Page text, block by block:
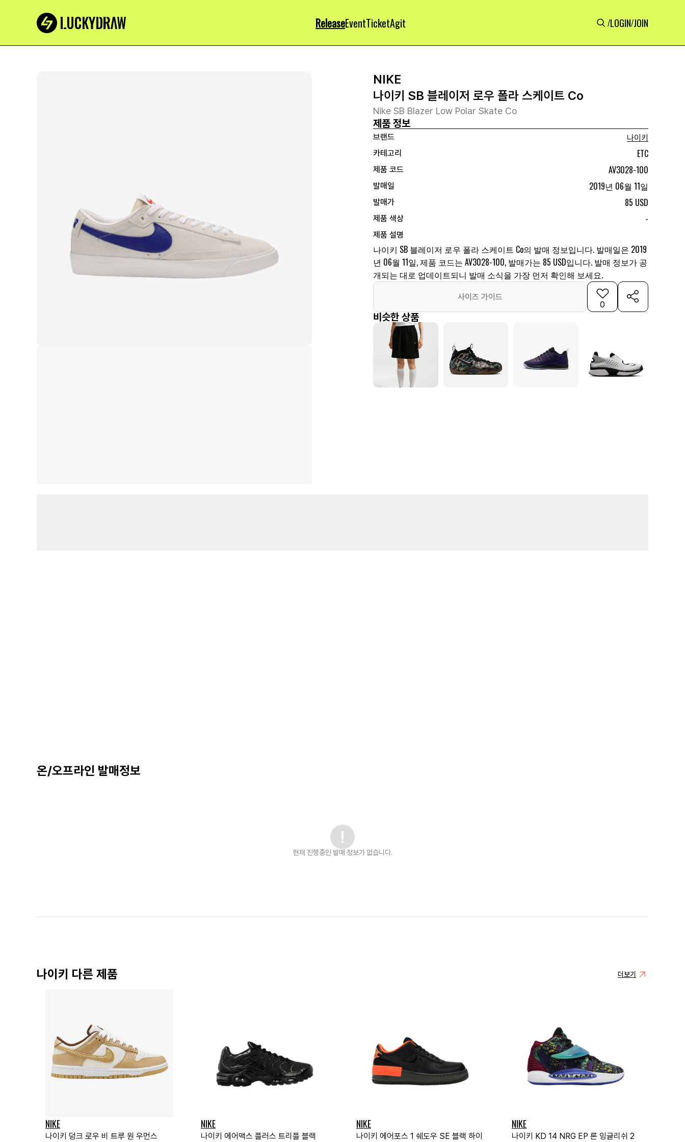
ReleaseEventTicketAgit /LOGIN/JOIN
NIKE
나이키 SB 블레이저 로우 폴라 스케이트 Co
Nike SB Blazer Low Polar Skate Co
제품 정보
브랜드
나이키
카테고리
ETC
제품 코드 AV3028-100
발매일 2019년 06월 11일
발매가 85 USD
제품 색상 -
제품 설명
나이키 SB 블레이저 로우 폴라 스케이트 Co의 발매 정보입니다. 발매일은 2019
년 06월 11일, 제품 코드는 AV3028-100, 발매가는 85 USD입니다. 발매 정보가 공
개되는 대로 업데이트되니 발매 소식을 가장 먼저 확인해 보세요.
사이즈 가이드
0
비슷한 상품
온/오프라인 발매정보
현재 진행중인 발매 정보가 없습니다.
나이키 다른 제품 더보기
NIKE
나이키 덩크 로우 비 트루 원 우먼스
NIKE
나이키 에어맥스 플러스 트리플 블랙
NIKE
나이키 에어포스 1 쉐도우 SE 블랙 하이
NIKE
나이키 KD 14 NRG EP 론 잉글리쉬 2